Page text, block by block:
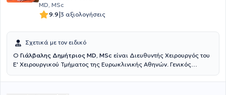
MD, MSc
9.9|3 αξιολογήσεις
Σχετικά με τον ειδικό
Ο Γιάλβαλης Δημήτριος MD, MSc είναι Διευθυντής Χειρουργός του
Ε' Χειρουργικού Τμήματος της Ευρωκλινικής Αθηνών. Γενικός
Λαπαροσκοπική & Ρομποτική Χειρουργική και κάτοχος τίτλου